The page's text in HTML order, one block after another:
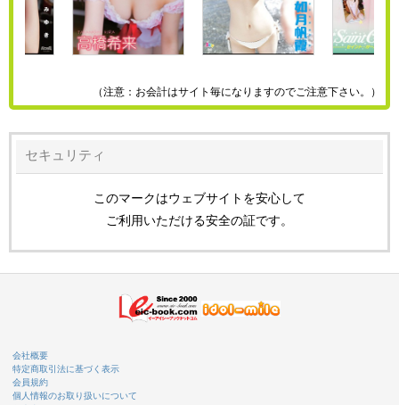
（注意：お会計はサイト毎になりますのでご注意下さい。）
セキュリティ
このマークはウェブサイトを安心して
ご利用いただける安全の証です。
会社概要
特定商取引法に基づく表示
会員規約
個人情報のお取り扱いについて